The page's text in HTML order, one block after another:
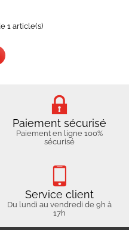
1 article(s)
Paiement sécurisé
Paiement en ligne 100%
sécurisé
Service client
Du lundi au vendredi de 9h à
17h